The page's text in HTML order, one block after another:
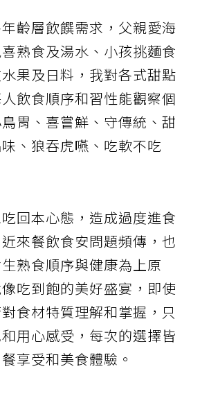
齡層飲饌需求，父親愛海
熟食及湯水、小孩挑麵食
果及日料，我對各式甜點
飲食順序和習性能觀察個
胃、喜嘗鮮、守傳統、甜
、狼吞虎嚥、吃軟不吃
回本心態，造成過度進食
來餐飲食安問題頻傳，也
熟食順序與健康為上原
吃到飽的美好盛宴，即使
食材特質理解和掌握，只
用心感受，每次的選擇皆
享受和美食體驗。